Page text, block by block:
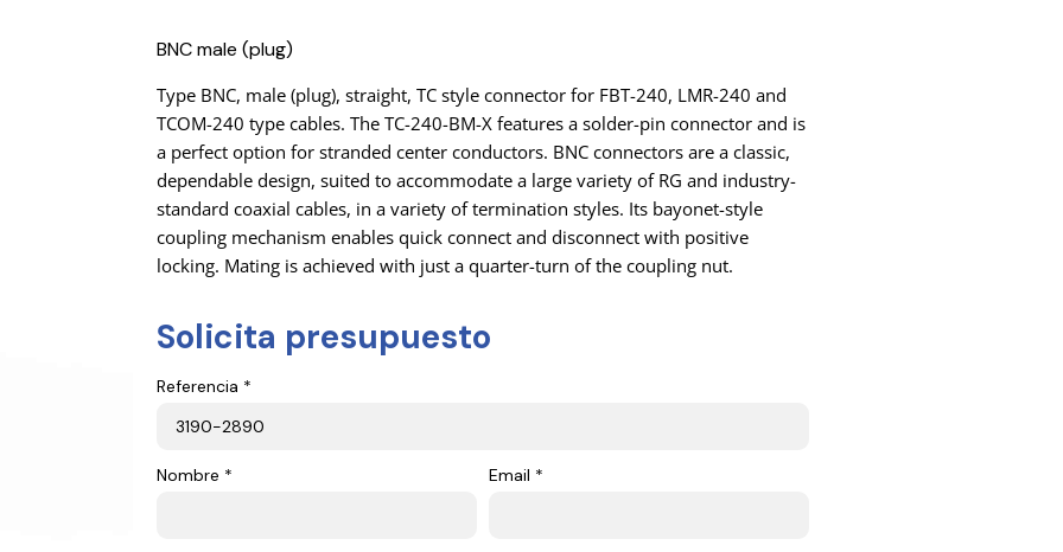
BNC male (plug)
Type BNC, male (plug), straight, TC style connector for FBT-240, LMR-240 and
TCOM-240 type cables. The TC-240-BM-X features a solder-pin connector and is
a perfect option for stranded center conductors. BNC connectors are a classic,
dependable design, suited to accommodate a large variety of RG and industry-
standard coaxial cables, in a variety of termination styles. Its bayonet-style
coupling mechanism enables quick connect and disconnect with positive
locking. Mating is achieved with just a quarter-turn of the coupling nut.
Solicita presupuesto
Referencia *
Nombre * Email *